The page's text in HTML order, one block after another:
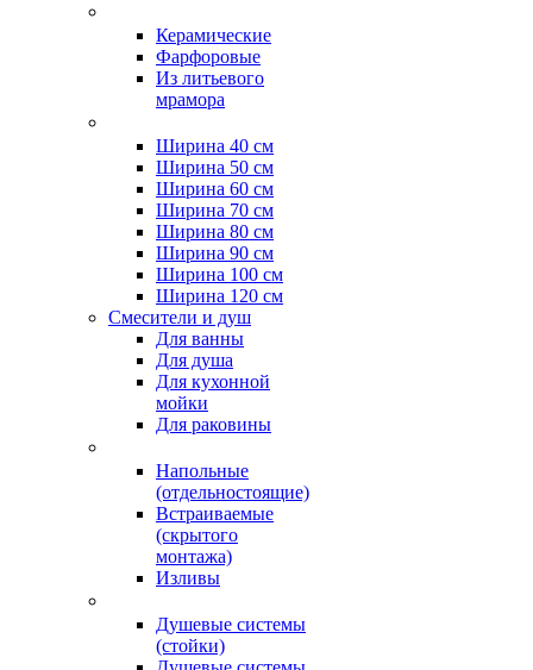
Керамические
Фарфоровые
Из литьевого
мрамора
Ширина 40 см
Ширина 50 см
Ширина 60 см
Ширина 70 см
Ширина 80 см
Ширина 90 см
Ширина 100 см
Ширина 120 см
Смесители и душ
Для ванны
Для душа
Для кухонной
мойки
Для раковины
Напольные
(отдельностоящие)
Встраиваемые
(скрытого
монтажа)
Изливы
Душевые системы
(стойки)